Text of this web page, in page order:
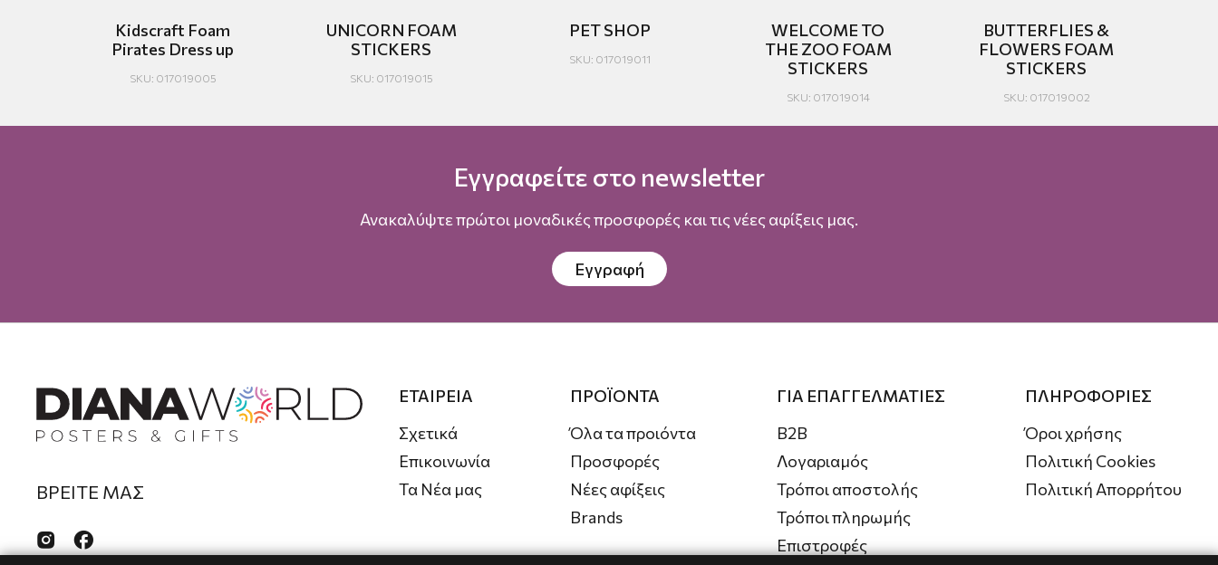
Kidscraft Foam
Pirates Dress up
SKU: 017019005
UNICORN FOAM
STICKERS
SKU: 017019015
PET SHOP
SKU: 017019011
WELCOME TO
THE ZOO FOAM
STICKERS
SKU: 017019014
BUTTERFLIES &
FLOWERS FOAM
STICKERS
SKU: 017019002
Εγγραφείτε στο newsletter
Ανακαλύψτε πρώτοι μοναδικές προσφορές και τις νέες αφίξεις μας.
Εγγραφή
ΒΡΕΙΤΕ ΜΑΣ
 
ΕΤΑΙΡΕΙΑ
Σχετικά
Επικοινωνία
Τα Νέα μας
ΠΡΟΪΟΝΤΑ
Όλα τα προιόντα
Προσφορές
Νέες αφίξεις
Brands
ΓΙΑ ΕΠΑΓΓΕΛΜΑΤΙΕΣ
B2B
Λογαριαμός
Τρόποι αποστολής
Τρόποι πληρωμής
Επιστροφές
ΠΛΗΡΟΦΟΡΙΕΣ
Όροι χρήσης
Πολιτική Cookies
Πολιτική Απορρήτου